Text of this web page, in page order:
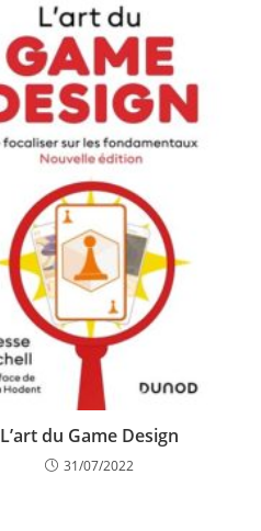
L’art du Game Design
31/07/2022